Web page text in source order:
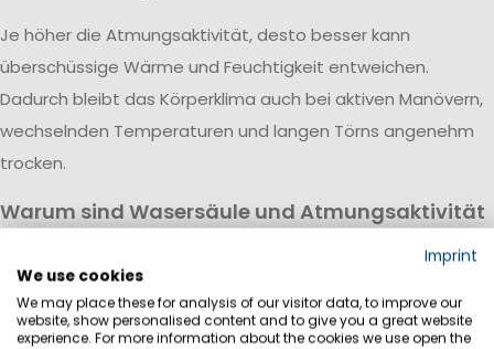
Je höher die Atmungsaktivität, desto besser kann
überschüssige Wärme und Feuchtigkeit entweichen.
Dadurch bleibt das Körperklima auch bei aktiven Manövern,
wechselnden Temperaturen und langen Törns angenehm
trocken.
Warum sind Wasersäule und Atmungsaktivität
Eine hochwertige Segeljackbekleidung vereint hohe
Wasserdichtigkeit mit guter Atmungsaktivität. Während die
Wassersäule vor Regen, Wind und Gischt schützt, sorgt die
Imprint
We use cookies
We may place these for analysis of our visitor data, to improve our
website, show personalised content and to give you a great website
experience. For more information about the cookies we use open the